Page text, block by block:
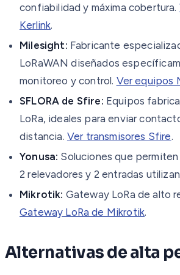
confiabilidad y máxima cobertura.
Kerlink.
Milesight: Fabricante
LoRaWAN diseñados
monitoreo y control. Ver equipos
SFLORA de Sfire: Equipos
LoRa, ideales para enviar
distancia. Ver transmisores Sfire.
Yonusa: Soluciones que
2 relevadores y 2 entradas
Mikrotik: Gateway LoRa de alto
Gateway LoRa de Mikrotik.
Alternativas de alta